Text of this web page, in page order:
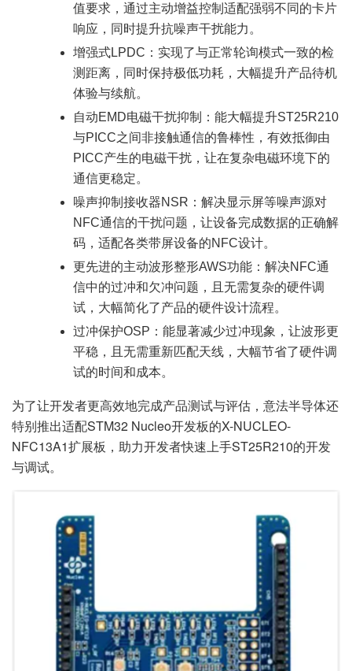
值要求，通过主动增益控制适配强弱不同的卡片
响应，同时提升抗噪声干扰能力。
增强式LPDC：实现了与正常轮询模式一致的检
测距离，同时保持极低功耗，大幅提升产品待机
体验与续航。
自动EMD电磁干扰抑制：能大幅提升ST25R210
与PICC之间非接触通信的鲁棒性，有效抵御由
PICC产生的电磁干扰，让在复杂电磁环境下的
通信更稳定。
噪声抑制接收器NSR：解决显示屏等噪声源对
NFC通信的干扰问题，让设备完成数据的正确解
码，适配各类带屏设备的NFC设计。
更先进的主动波形整形AWS功能：解决NFC通
信中的过冲和欠冲问题，且无需复杂的硬件调
试，大幅简化了产品的硬件设计流程。
过冲保护OSP：能显著减少过冲现象，让波形更
平稳，且无需重新匹配天线，大幅节省了硬件调
试的时间和成本。
为了让开发者更高效地完成产品测试与评估，意法半导体还
特别推出适配STM32 Nucleo开发板的X-NUCLEO-
NFC13A1扩展板，助力开发者快速上手ST25R210的开发
与调试。